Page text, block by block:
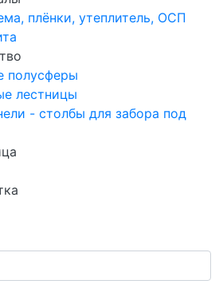
плёнки, утеплитель, ОСП
полусферы
лестницы
- столбы для забора под